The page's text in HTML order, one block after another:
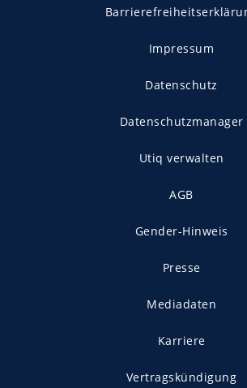
Impressum
Datenschutz
Datenschutzmanager
Utiq verwalten
AGB
Gender-Hinweis
Presse
Mediadaten
Karriere
Vertragskündigung